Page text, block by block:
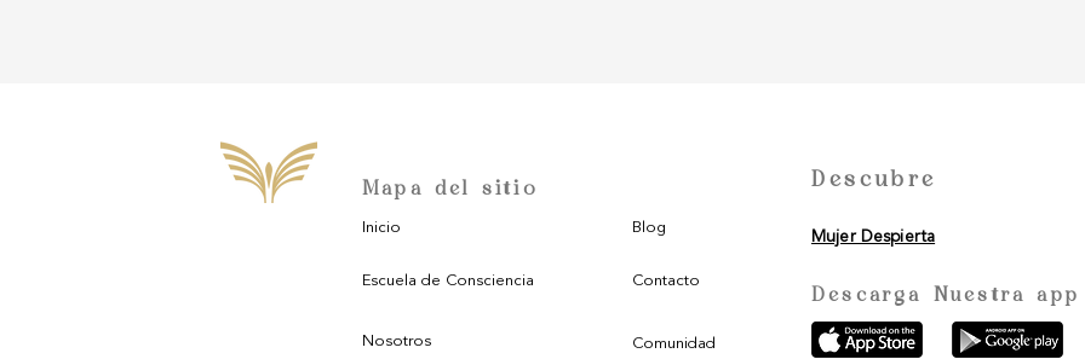
Mapa del sitio
Inicio
Escuela de Consciencia
Nosotros
Blog
Contacto
Comunidad
Descarga Nuestra app
Descubre
Mujer Despierta